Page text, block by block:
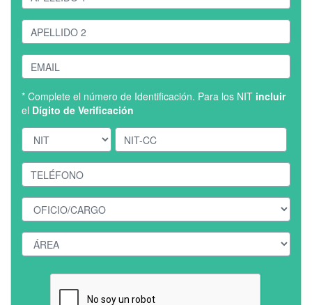
* Complete el número de Identificación. Para los NIT incluir
el Dígito de Verificación